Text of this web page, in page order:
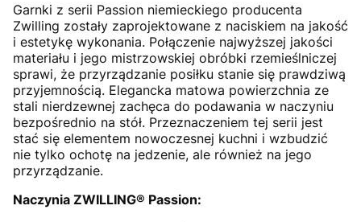
Garnki z serii Passion niemieckiego producenta
Zwilling zostały zaprojektowane z naciskiem na jakość
i estetykę wykonania. Połączenie najwyższej jakości
materiału i jego mistrzowskiej obróbki rzemieślniczej
sprawi, że przyrządzanie posiłku stanie się prawdziwą
przyjemnością. Elegancka matowa powierzchnia ze
stali nierdzewnej zachęca do podawania w naczyniu
bezpośrednio na stół. Przeznaczeniem tej serii jest
stać się elementem nowoczesnej kuchni i wzbudzić
nie tylko ochotę na jedzenie, ale również na jego
przyrządzanie.
Naczynia ZWILLING® Passion: